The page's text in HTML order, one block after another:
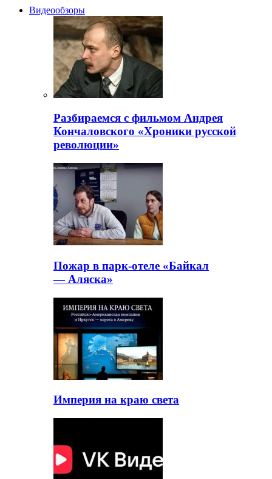
Видеообзоры
Разбираемся с фильмом Андрея
Кончаловского «Хроники русской
революции»
Пожар в парк-отеле «Байкал
— Аляска»
Империя на краю света